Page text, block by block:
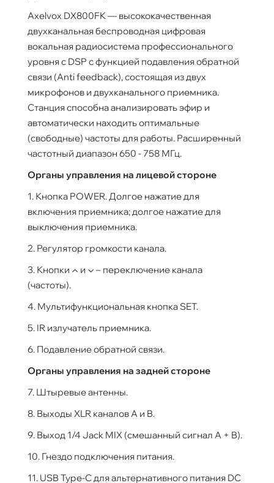
Axelvox DX800FK — высококачественная
двухканальная беспроводная цифровая
вокальная радиосистема профессионального
уровня с DSP с функцией подавления обратной
связи (Anti feedback), состоящая из двух
микрофонов и двухканального приемника.
Станция способна анализировать эфир и
автоматически находить оптимальные
(свободные) частоты для работы. Расширенный
частотный диапазон 650 - 758 МГц.
Органы управления на лицевой стороне
1. Кнопка POWER. Долгое нажатие для
включения приемника; долгое нажатие для
выключения приемника.
2. Регулятор громкости канала.
3. Кнопки ▲ и ▼ – переключение канала
(частоты).
4. Мультифункциональная кнопка SET.
5. IR излучатель приемника.
6. Подавление обратной связи.
Органы управления на задней стороне
7. Штыревые антенны.
8. Выходы XLR каналов А и B.
9. Выход 1/4 Jack MIX (смешанный сигнал A + B).
10. Гнездо подключения питания.
11. USB Type-C для альтернативного питания DC